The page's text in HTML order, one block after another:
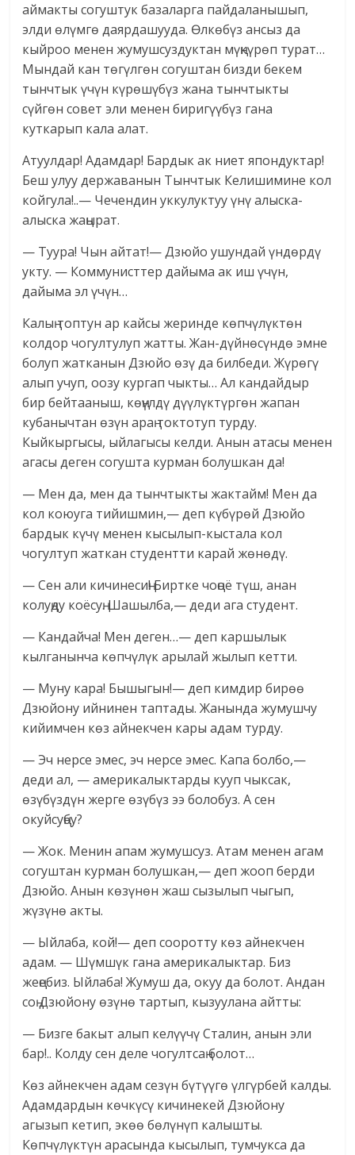
аймакты согуштук базаларга пайдаланышып,
элди өлүмгө даярдашууда. Өлкөбүз ансыз да
кыйроо менен жумушсуздуктан мүңкүрөп турат…
Мындай кан төгүлгөн согуштан бизди бекем
тынчтык үчүн күрөшүбүз жана тынчтыкты
сүйгөн совет эли менен биригүүбүз гана
куткарып кала алат.
Атуулдар! Адамдар! Бардык ак ниет япондуктар!
Беш улуу державанын Тынчтык Келишимине кол
койгула!..— Чечендин уккулуктуу үнү алыска-
алыска жаңырат.
— Туура! Чын айтат!— Дзюйо ушундай үндөрдү
укту. — Коммунисттер дайыма ак иш үчүн,
дайыма эл үчүн…
Калың топтун ар кайсы жеринде көпчүлүктөн
колдор чогултулуп жатты. Жан-дүйнөсүндө эмне
болуп жатканын Дзюйо өзү да билбеди. Жүрөгү
алып учуп, оозу кургап чыкты… Ал кандайдыр
бир бейтааныш, көңүлдү дүүлүктүргөн жапан
кубанычтан өзүн араң токтотуп турду.
Кыйкыргысы, ыйлагысы келди. Анын атасы менен
агасы деген согушта курман болушкан да!
— Мен да, мен да тынчтыкты жактайм! Мен да
кол коюуга тийишмин,— деп күбүрөй Дзюйо
бардык күчү менен кысылып-кыстала кол
чогултуп жаткан студентти карай жөнөдү.
— Сен али кичинесиң! Биртке чоңоё түш, анан
колуңду коёсуң. Шашылба,— деди ага студент.
— Кандайча! Мен деген…— деп каршылык
кылганынча көпчүлүк арылай жылып кетти.
— Муну кара! Бышыгын!— деп кимдир бирөө
Дзюйону ийнинен таптады. Жанында жумушчу
кийимчен көз айнекчен кары адам турду.
— Эч нерсе эмес, эч нерсе эмес. Капа болбо,—
деди ал, — америкалыктарды кууп чыксак,
өзүбүздүн жерге өзүбүз ээ болобуз. А сен
окуйсуңбу?
— Жок. Менин апам жумушсуз. Атам менен агам
согуштан курман болушкан,— деп жооп берди
Дзюйо. Анын көзүнөн жаш сызылып чыгып,
жүзүнө акты.
— Ыйлаба, кой!— деп сооротту көз айнекчен
адам. — Шүмшүк гана америкалыктар. Биз
жеңебиз. Ыйлаба! Жумуш да, окуу да болот. Андан
соң Дзюйону өзүнө тартып, кызуулана айтты:
— Бизге бакыт алып келүүчү Сталин, анын эли
бар!.. Колду сен деле чогултсаң болот…
Көз айнекчен адам сезүн бүтүүгө үлгүрбей калды.
Адамдардын көчкүсү кичинекей Дзюйону
агызып кетип, экөө бөлүнүп калышты.
Көпчүлүктүн арасында кысылып, тумчукса да